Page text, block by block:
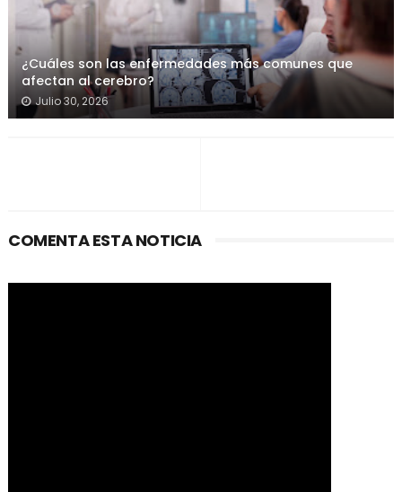
¿Cuáles son las enfermedades más comunes que
afectan al cerebro?
Julio 30, 2026
COMENTA ESTA NOTICIA